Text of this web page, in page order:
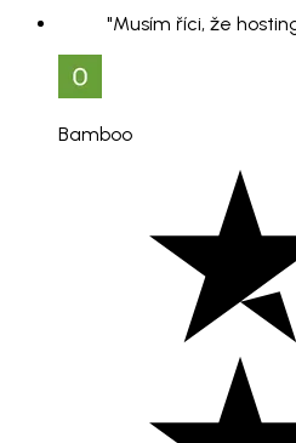
"Musím říci, že
Bamboo